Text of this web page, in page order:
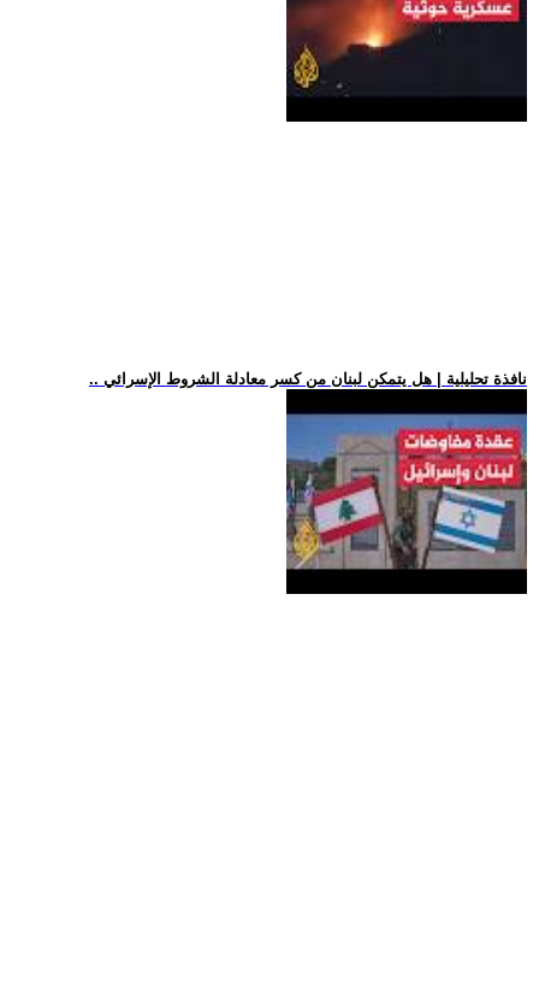
.. نافذة تحليلية | هل يتمكن لبنان من كسر معادلة الشروط الإسرائي